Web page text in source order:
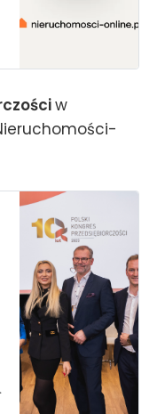
w
Zespół Nieruchomosci-